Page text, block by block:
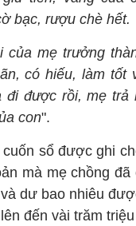
bạc, rượu chè hết.
của mẹ trưởng
có hiếu, làm tốt
đi được rồi, mẹ trả
con".
sổ được ghi
mà mẹ chồng
dư bao nhiêu
đến vài trăm